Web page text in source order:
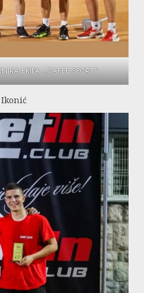
EKIPA ,,CAFEE SPORT”.